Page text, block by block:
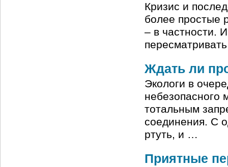
Кризис и
более простые
– в частности.
Ждать ли
Экологи в
небезопасного
тотальным
соединения. С
ртуть, и …
Приятные